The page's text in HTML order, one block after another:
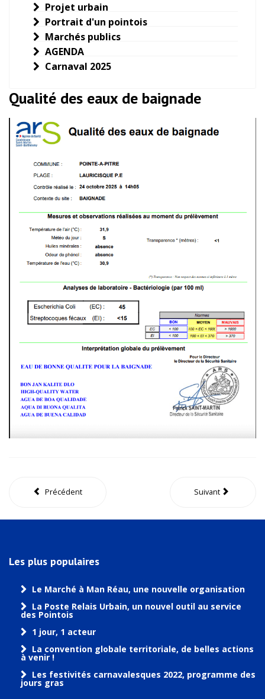
Projet urbain
Portrait d'un pointois
Marchés publics
AGENDA
Carnaval 2025
Qualité des eaux de baignade
Précédent Suivant
Les plus populaires
Le Marché à Man Réau, une nouvelle organisation
La Poste Relais Urbain, un nouvel outil au service
des Pointois
1 jour, 1 acteur
La convention globale territoriale, de belles actions
à venir !
Les festivités carnavalesques 2022, programme des
jours gras